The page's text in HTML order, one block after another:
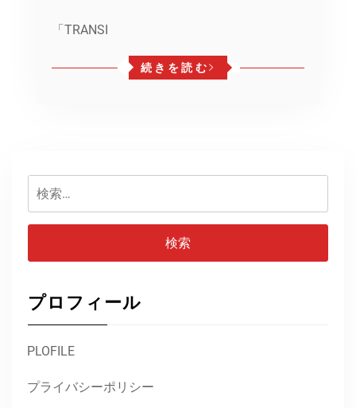
「TRANSI
続きを読む
検
索:
プロフィール
PLOFILE
プライバシーポリシー